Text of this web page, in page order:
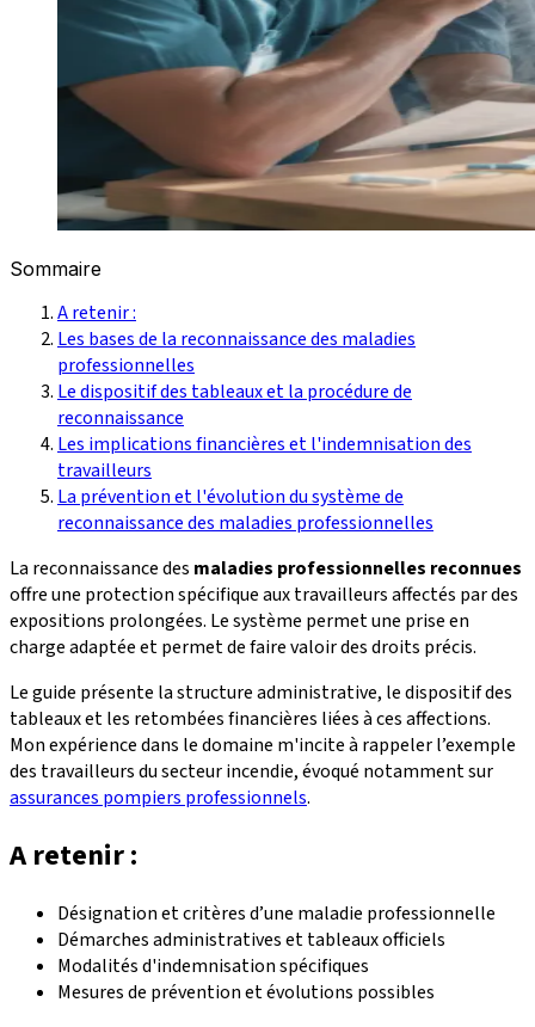
Sommaire
A retenir :
Les bases de la reconnaissance des maladies
professionnelles
Le dispositif des tableaux et la procédure de
reconnaissance
Les implications financières et l'indemnisation des
travailleurs
La prévention et l'évolution du système de
reconnaissance des maladies professionnelles
La reconnaissance des maladies professionnelles reconnues
offre une protection spécifique aux travailleurs affectés par des
expositions prolongées. Le système permet une prise en
charge adaptée et permet de faire valoir des droits précis.
Le guide présente la structure administrative, le dispositif des
tableaux et les retombées financières liées à ces affections.
Mon expérience dans le domaine m'incite à rappeler l’exemple
des travailleurs du secteur incendie, évoqué notamment sur
assurances pompiers professionnels.
A retenir :
Désignation et critères d’une maladie professionnelle
Démarches administratives et tableaux officiels
Modalités d'indemnisation spécifiques
Mesures de prévention et évolutions possibles